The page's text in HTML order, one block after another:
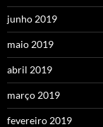
junho 2019
maio 2019
abril 2019
março 2019
fevereiro 2019